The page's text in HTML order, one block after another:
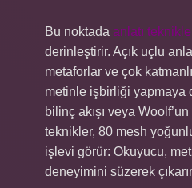
Bu noktada anlatı
derinleştirir. Açık uçlu
metaforlar ve çok
metinle işbirliği yapmaya
bilinç akışı veya
teknikler, 80 mesh
işlevi görür: Okuyucu,
deneyimini süzerek